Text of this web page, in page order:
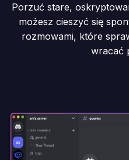
Porzuć stare,
możesz cieszyć się
rozmowami, które
wracać